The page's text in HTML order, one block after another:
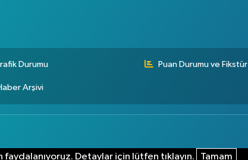
Durumu Puan Durumu ve Fikstür
Arşivi
Detaylar için lütfen tıklayın. Tamam